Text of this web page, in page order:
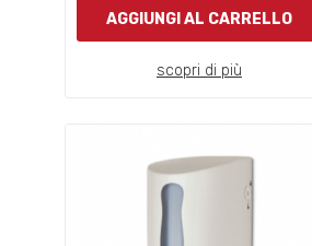
AGGIUNGI AL CARRELLO
scopri di più